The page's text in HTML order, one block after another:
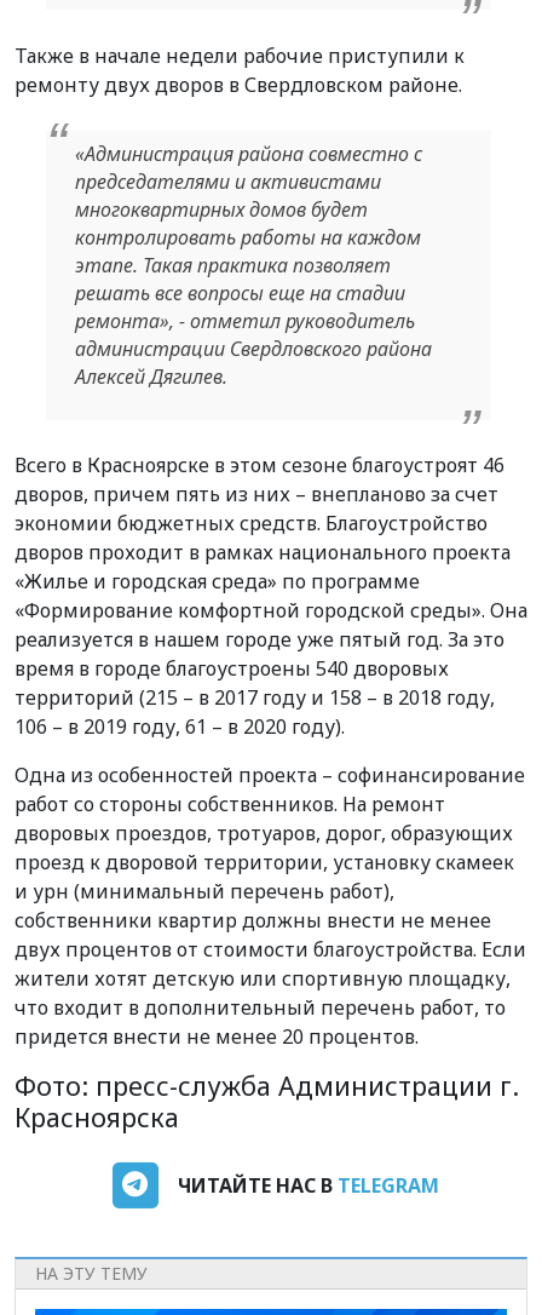
Также в начале недели рабочие приступили к
ремонту двух дворов в Свердловском районе.
«Администрация района совместно с
председателями и активистами
многоквартирных домов будет
контролировать работы на каждом
этапе. Такая практика позволяет
решать все вопросы еще на стадии
ремонта», - отметил руководитель
администрации Свердловского района
Алексей Дягилев.
Всего в Красноярске в этом сезоне благоустроят 46
дворов, причем пять из них – внепланово за счет
экономии бюджетных средств. Благоустройство
дворов проходит в рамках национального проекта
«Жилье и городская среда» по программе
«Формирование комфортной городской среды». Она
реализуется в нашем городе уже пятый год. За это
время в городе благоустроены 540 дворовых
территорий (215 – в 2017 году и 158 – в 2018 году,
106 – в 2019 году, 61 – в 2020 году).
Одна из особенностей проекта – софинансирование
работ со стороны собственников. На ремонт
дворовых проездов, тротуаров, дорог, образующих
проезд к дворовой территории, установку скамеек
и урн (минимальный перечень работ),
собственники квартир должны внести не менее
двух процентов от стоимости благоустройства. Если
жители хотят детскую или спортивную площадку,
что входит в дополнительный перечень работ, то
придется внести не менее 20 процентов.
Фото: пресс-служба Администрации г.
Красноярска
ЧИТАЙТЕ НАС В TELEGRAM
НА ЭТУ ТЕМУ